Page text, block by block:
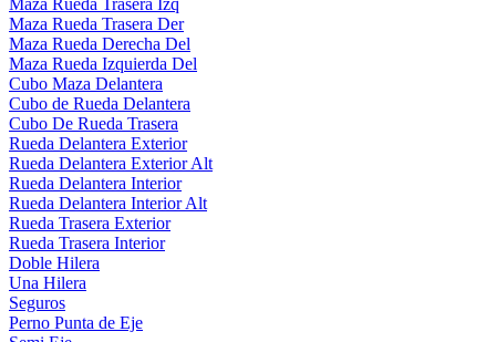
Maza Rueda Trasera Izq
Maza Rueda Trasera Der
Maza Rueda Derecha Del
Maza Rueda Izquierda Del
Cubo Maza Delantera
Cubo de Rueda Delantera
Cubo De Rueda Trasera
Rueda Delantera Exterior
Rueda Delantera Exterior Alt
Rueda Delantera Interior
Rueda Delantera Interior Alt
Rueda Trasera Exterior
Rueda Trasera Interior
Doble Hilera
Una Hilera
Seguros
Perno Punta de Eje